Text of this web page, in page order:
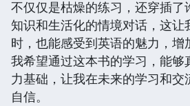
不仅仅是枯燥的练习，还穿插了
知识和生活化的情境对话，这让
时，也能感受到英语的魅力，增
我希望通过这本书的学习，能够
力基础，让我在未来的学习和交
自信。